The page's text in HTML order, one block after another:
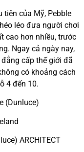
của Mỹ, Pebble
léo đưa người chơi
cao hơn nhiều, trước
Ngay cả ngày nay,
cấp thế giới đã
có khoảng cách
4 đến 10.
(Dunluce)
ARCHITECT